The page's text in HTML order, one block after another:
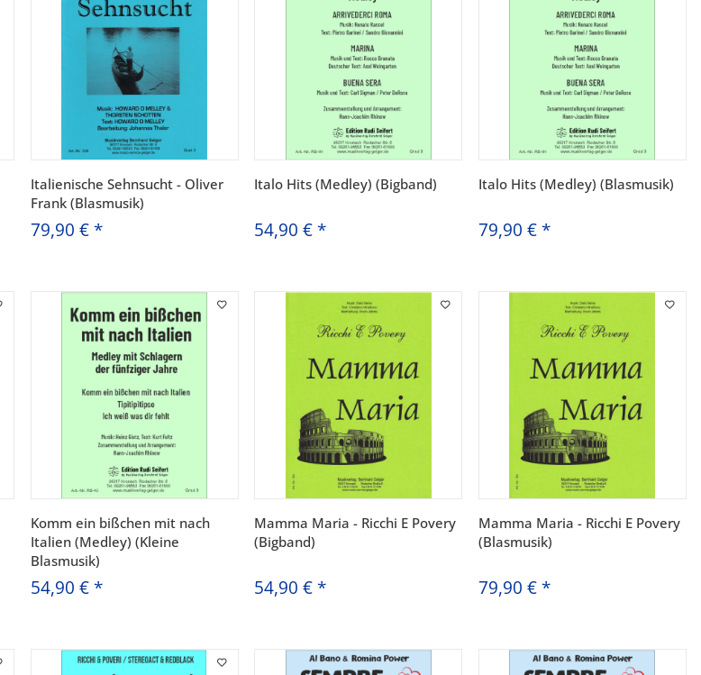
Italienische Sehnsucht - Oliver
Frank (Blasmusik)
79,90 € *
Italo Hits (Medley) (Bigband)
54,90 € *
Italo Hits (Medley) (Blasmusik)
79,90 € *
Komm ein bißchen mit nach
Italien (Medley) (Kleine
Blasmusik)
54,90 € *
Mamma Maria - Ricchi E Povery
(Bigband)
54,90 € *
Mamma Maria - Ricchi E Povery
(Blasmusik)
79,90 € *